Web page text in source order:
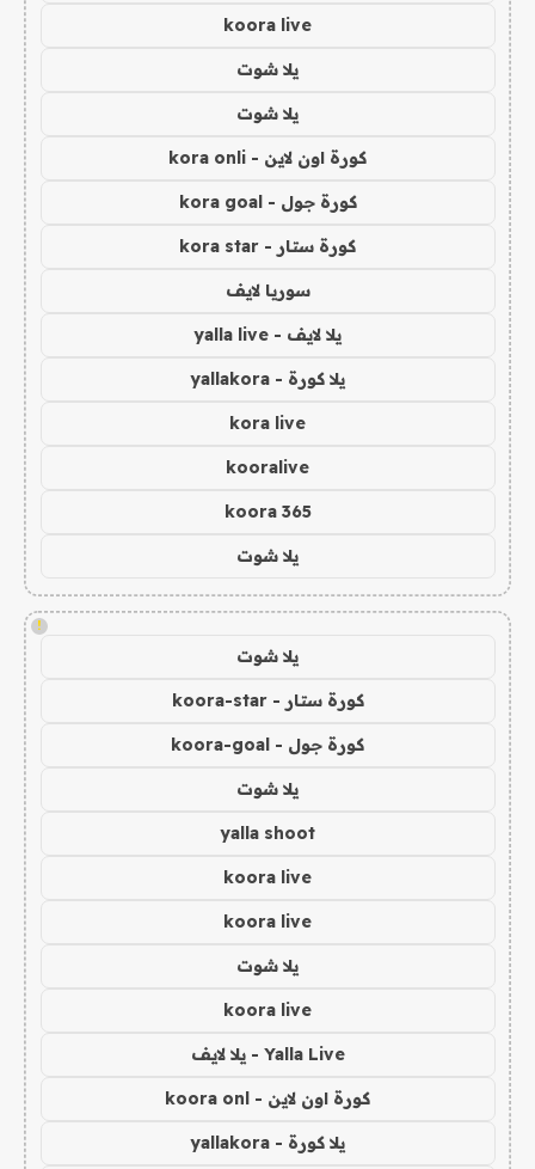
koora live
يلا شوت
يلا شوت
كورة اون لاين - kora onli
كورة جول - kora goal
كورة ستار - kora star
سوريا لايف
يلا لايف - yalla live
يلا كورة - yallakora
kora live
kooralive
koora 365
يلا شوت
!
يلا شوت
كورة ستار - koora-star
كورة جول - koora-goal
يلا شوت
yalla shoot
koora live
koora live
يلا شوت
koora live
Yalla Live - يلا لايف
كورة اون لاين - koora onl
يلا كورة - yallakora